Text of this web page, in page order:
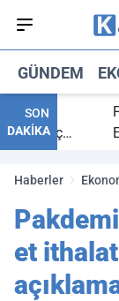
GÜNDEM
SON
DAKİKA
maç
El
Haberler
et